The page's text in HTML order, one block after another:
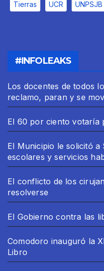
Tierras UCR UNPSJB
#INFOLEAKS
Los docentes de todos
reclamo, paran y se
El 60 por ciento votaría
El Municipio le solicitó
escolares y servicios
El conflicto de los
resolverse
El Gobierno contra las
Comodoro inauguró la
Libro